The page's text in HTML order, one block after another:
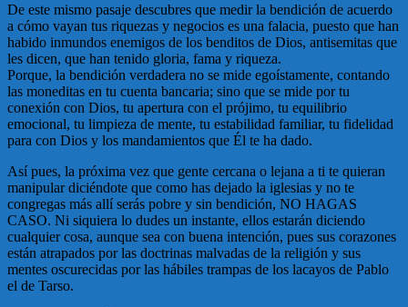
De este mismo pasaje descubres que medir la bendición de acuerdo
a cómo vayan tus riquezas y negocios es una falacia, puesto que han
habido inmundos enemigos de los benditos de Dios, antisemitas que
les dicen, que han tenido gloria, fama y riqueza.
Porque, la bendición verdadera no se mide egoístamente, contando
las moneditas en tu cuenta bancaria; sino que se mide por tu
conexión con Dios, tu apertura con el prójimo, tu equilibrio
emocional, tu limpieza de mente, tu estabilidad familiar, tu fidelidad
para con Dios y los mandamientos que Él te ha dado.
Así pues, la próxima vez que gente cercana o lejana a ti te quieran
manipular diciéndote que como has dejado la iglesias y no te
congregas más allí serás pobre y sin bendición, NO HAGAS
CASO. Ni siquiera lo dudes un instante, ellos estarán diciendo
cualquier cosa, aunque sea con buena intención, pues sus corazones
están atrapados por las doctrinas malvadas de la religión y sus
mentes oscurecidas por las hábiles trampas de los lacayos de Pablo
el de Tarso.